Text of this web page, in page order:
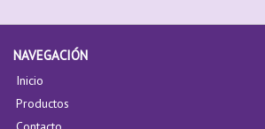
NAVEGACIÓN
Inicio
Productos